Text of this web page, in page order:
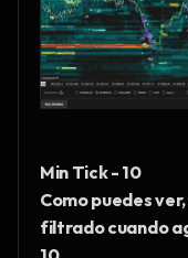
Min Tick - 10
Como puedes
filtrado cuando